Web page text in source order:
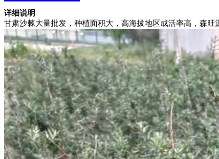
详细说明
甘肃沙棘大量批发，种植面积大，高海拔地区成活率高，森